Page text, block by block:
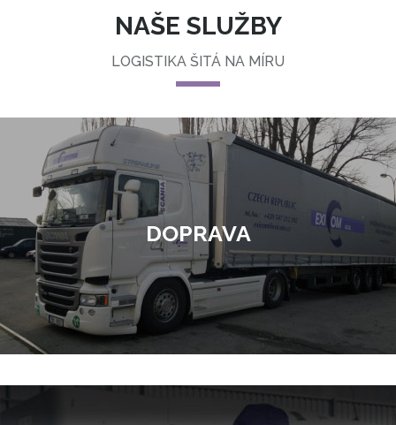
NAŠE SLUŽBY
LOGISTIKA ŠITÁ NA MÍRU
DOPRAVA